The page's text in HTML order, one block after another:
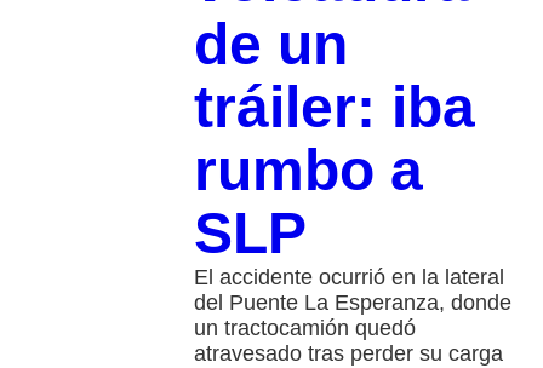
de un
tráiler: iba
rumbo a
SLP
El accidente ocurrió en la lateral
del Puente La Esperanza, donde
un tractocamión quedó
atravesado tras perder su carga